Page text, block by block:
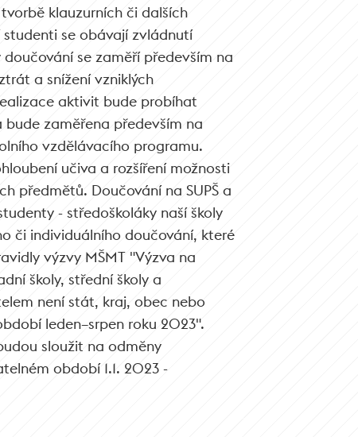
klauzurních či dalších
se obávají zvládnutí
se zaměří především na
a snížení vzniklých
aktivit bude probíhat
zaměřena především na
vzdělávacího programu.
učiva a rozšíření možnosti
předmětů. Doučování na SUPŠ a
- středoškoláky naší školy
či individuálního doučování, které
výzvy MŠMT "Výzva na
školy, střední školy a
není stát, kraj, obec nebo
leden–srpen roku 2023".
sloužit na odměny
období 1.1. 2023 -